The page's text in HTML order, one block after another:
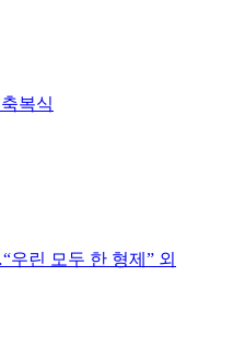
복식
린 모두 한 형제” 외